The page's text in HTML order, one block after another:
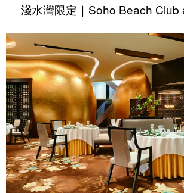
淺水灣限定｜Soho Beach Club